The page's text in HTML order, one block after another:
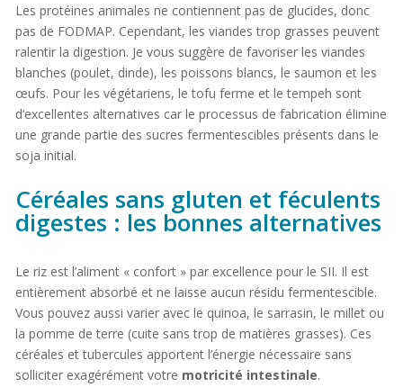
Les protéines animales ne contiennent pas de glucides, donc
pas de FODMAP. Cependant, les viandes trop grasses peuvent
ralentir la digestion. Je vous suggère de favoriser les viandes
blanches (poulet, dinde), les poissons blancs, le saumon et les
œufs. Pour les végétariens, le tofu ferme et le tempeh sont
d’excellentes alternatives car le processus de fabrication élimine
une grande partie des sucres fermentescibles présents dans le
soja initial.
Céréales sans gluten et féculents
digestes : les bonnes alternatives
Le riz est l’aliment « confort » par excellence pour le SII. Il est
entièrement absorbé et ne laisse aucun résidu fermentescible.
Vous pouvez aussi varier avec le quinoa, le sarrasin, le millet ou
la pomme de terre (cuite sans trop de matières grasses). Ces
céréales et tubercules apportent l’énergie nécessaire sans
solliciter exagérément votre motricité intestinale.